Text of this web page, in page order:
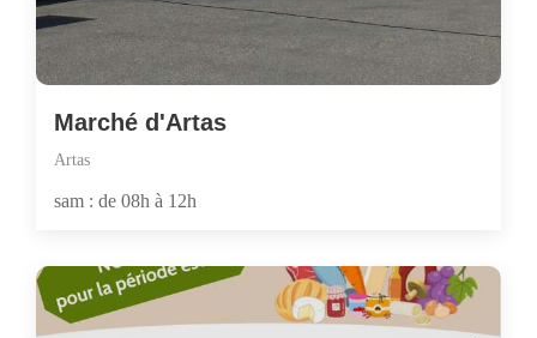
Marché d'Artas
Artas
sam : de 08h à 12h